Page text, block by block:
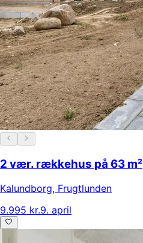
2 vær. rækkehus på 63 m²
Kalundborg, Frugtlunden
9.995 kr.9. april